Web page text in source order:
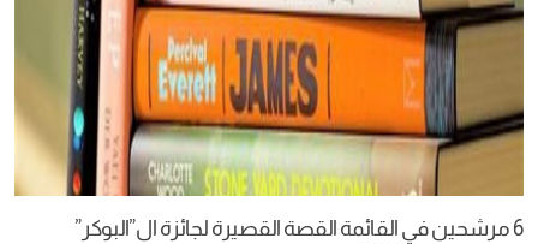
6 مرشحين في القائمة القصة القصيرة لجائزة ال”البوكر”